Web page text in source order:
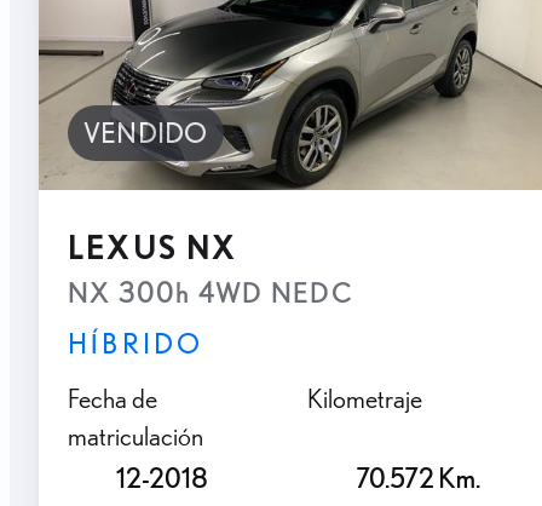
VENDIDO
LEXUS NX
NX 300h 4WD NEDC
HÍBRIDO
Fecha de
matriculación
12-2018
Kilometraje
70.572 Km.